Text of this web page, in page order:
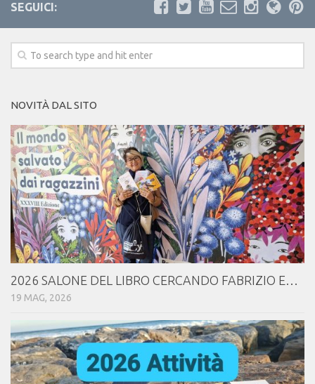
SEGUICI:
NOVITÀ DAL SITO
2026 SALONE DEL LIBRO CERCANDO FABRIZIO E…
19 MAG, 2026